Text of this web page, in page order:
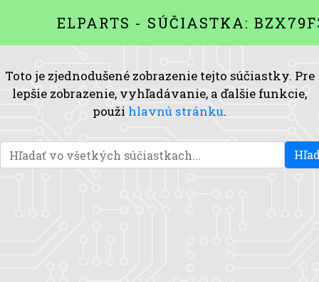
ELPARTS - SÚČIASTKA:
Toto je zjednodušené zobrazenie tejto súčiastky. Pre
lepšie zobrazenie, vyhľadávanie, a ďalšie funkcie,
použi hlavnú stránku.